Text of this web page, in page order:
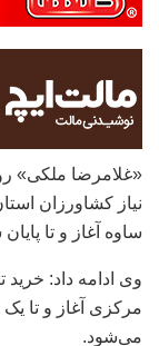
«غلامرضا ملکی»
نیاز کشاورزان
ساوه آغاز و تا
وی ادامه داد:
مرکزی آغاز و تا
می‌شود.